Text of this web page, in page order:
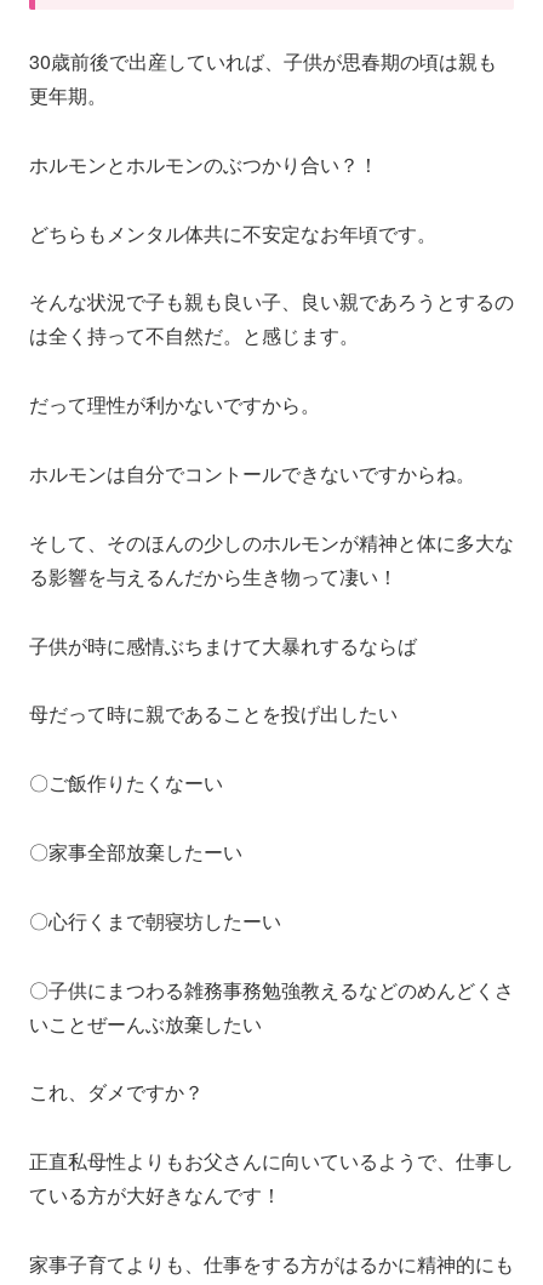
30歳前後で出産していれば、子供が思春期の頃は親も
更年期。
ホルモンとホルモンのぶつかり合い？！
どちらもメンタル体共に不安定なお年頃です。
そんな状況で子も親も良い子、良い親であろうとするの
は全く持って不自然だ。と感じます。
だって理性が利かないですから。
ホルモンは自分でコントールできないですからね。
そして、そのほんの少しのホルモンが精神と体に多大な
る影響を与えるんだから生き物って凄い！
子供が時に感情ぶちまけて大暴れするならば
母だって時に親であることを投げ出したい
〇ご飯作りたくなーい
〇家事全部放棄したーい
〇心行くまで朝寝坊したーい
〇子供にまつわる雑務事務勉強教えるなどのめんどくさ
いことぜーんぶ放棄したい
これ、ダメですか？
正直私母性よりもお父さんに向いているようで、仕事し
ている方が大好きなんです！
家事子育てよりも、仕事をする方がはるかに精神的にも